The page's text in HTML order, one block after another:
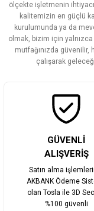
Ürün
Ürün bilgilerinde
Ürün fiyatı diğer
Bu ürüne benzer
ölçekte işletmenin
kalitemizin en güçlü
kurulumunda ya da
olmak, bizim için
mutfağınızda güvenilir,
çalışarak
GÜVENLİ
ALIŞVERİŞ
Satın alma
AKBANK Ödeme
olan Tosla ile 3D
%100 güvenli